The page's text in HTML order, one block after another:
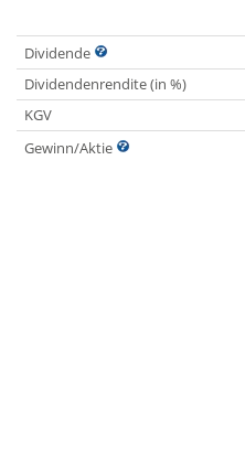
Dividende
Dividendenrendite (in %)
KGV
Gewinn/Aktie